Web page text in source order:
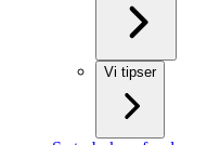
Vi tipser